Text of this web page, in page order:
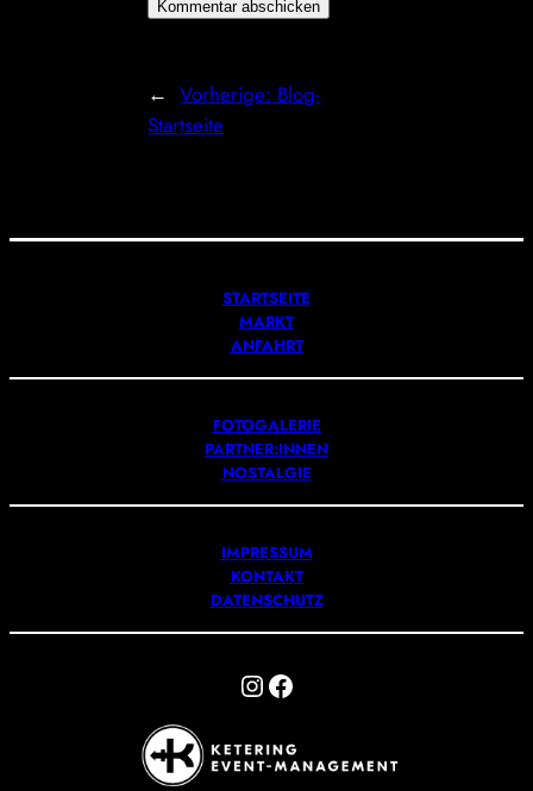
← Vorherige: Blog-
Startseite
STARTSEITE
MARKT
ANFAHRT
FOTOGALERIE
PARTNER:INNEN
NOSTALGIE
IMPRESSUM
KONTAKT
DATENSCHUTZ
Instagram Facebook